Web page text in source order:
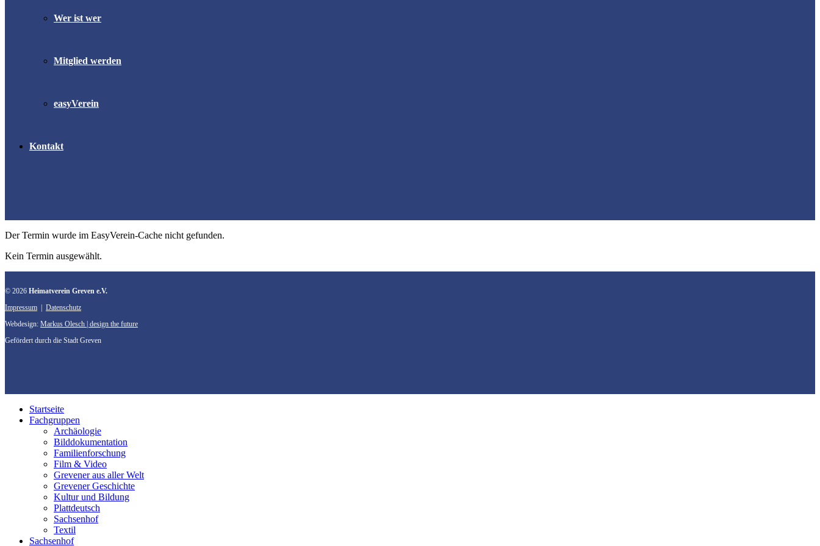
Wer ist wer
Mitglied werden
easyVerein
Kontakt
Der Termin wurde im EasyVerein-Cache nicht gefunden.
Kein Termin ausgewählt.
© 2026 Heimatverein Greven e.V.
Impressum
Datenschutz
Webdesign: Markus Olesch | design the future
Gefördert durch die Stadt Greven
Startseite
Fachgruppen
Archäologie
Bilddokumentation
Familienforschung
Film & Video
Grevener aus aller Welt
Grevener Geschichte
Kultur und Bildung
Plattdeutsch
Sachsenhof
Textil
Sachsenhof